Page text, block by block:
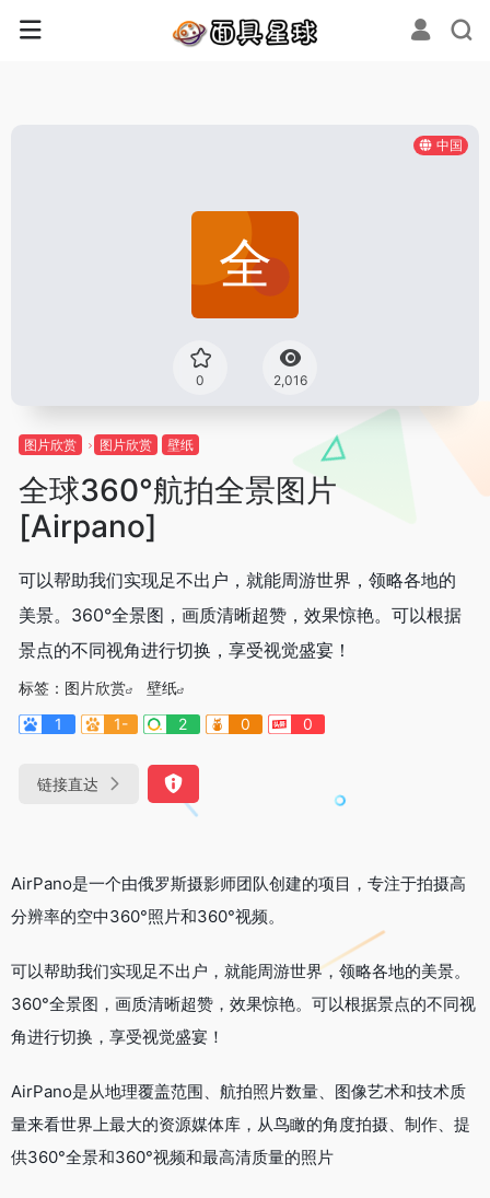
中国
0 2,016
图片欣赏 图片欣赏 壁纸
全球360°航拍全景图片
[Airpano]
可以帮助我们实现足不出户，就能周游世界，领略各地的
美景。360°全景图，画质清晰超赞，效果惊艳。可以根据
景点的不同视角进行切换，享受视觉盛宴！
标签： 图片欣赏
壁纸
1
1- 2 0 0
链接直达
AirPano是一个由俄罗斯摄影师团队创建的项目，专注于拍摄高
分辨率的空中360°照片和360°视频。
可以帮助我们实现足不出户，就能周游世界，领略各地的美景。
360°全景图，画质清晰超赞，效果惊艳。可以根据景点的不同视
角进行切换，享受视觉盛宴！
AirPano是从地理覆盖范围、航拍照片数量、图像艺术和技术质
量来看世界上最大的资源媒体库，从鸟瞰的角度拍摄、制作、提
供360°全景和360°视频和最高清质量的照片